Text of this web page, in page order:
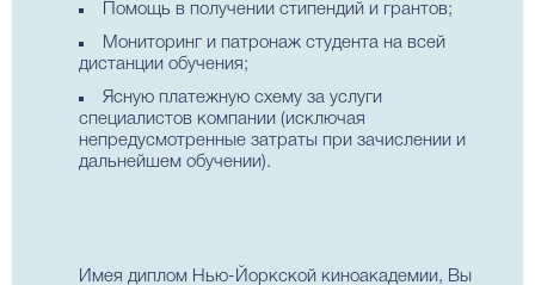
Помощь в получении стипендий и грантов;
Мониторинг и патронаж студента на всей
дистанции обучения;
Ясную платежную схему за услуги
специалистов компании (исключая
непредусмотренные затраты при зачислении и
дальнейшем обучении).
Имея диплом Нью-Йоркской киноакадемии, Вы